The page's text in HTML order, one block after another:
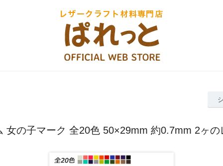
女の子マーク 全20色 50×29mm 約0.7mm 2ヶの